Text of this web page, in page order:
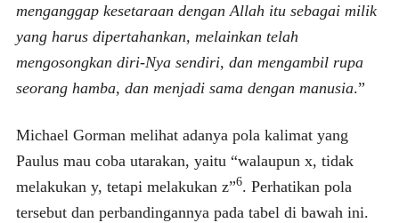
menganggap kesetaraan dengan Allah itu sebagai milik
yang harus dipertahankan, melainkan telah
mengosongkan diri-Nya sendiri, dan mengambil rupa
seorang hamba, dan menjadi sama dengan manusia.”
Michael Gorman melihat adanya pola kalimat yang
Paulus mau coba utarakan, yaitu “walaupun x, tidak
melakukan y, tetapi melakukan z”6. Perhatikan pola
tersebut dan perbandingannya pada tabel di bawah ini.